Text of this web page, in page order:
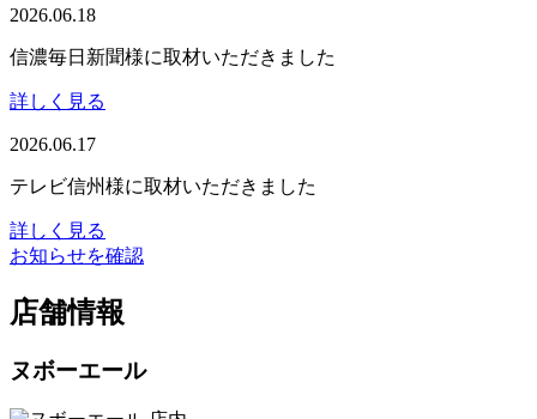
2026.06.18
信濃毎日新聞様に取材いただきました
詳しく見る
2026.06.17
テレビ信州様に取材いただきました
詳しく見る
お知らせを確認
店舗情報
ヌボーエール